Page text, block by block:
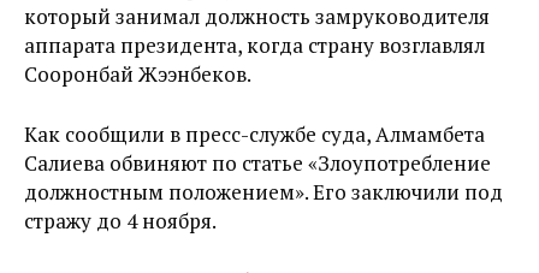
который занимал должность замруководителя
аппарата президента, когда страну возглавлял
Сооронбай Жээнбеков.
Как сообщили в пресс-службе суда, Алмамбета
Салиева обвиняют по статье «Злоупотребление
должностным положением». Его заключили под
стражу до 4 ноября.